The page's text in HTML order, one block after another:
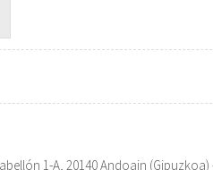
1-A, 20140 Andoain (Gipuzkoa)